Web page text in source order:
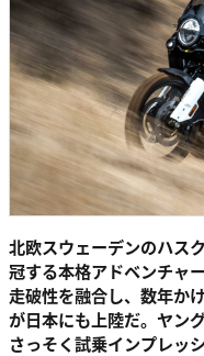
北欧スウェーデンのハス
冠する本格アドベンチャ
走破性を融合し、数年か
が日本にも上陸だ。ヤン
さっそく試乗インプレッ